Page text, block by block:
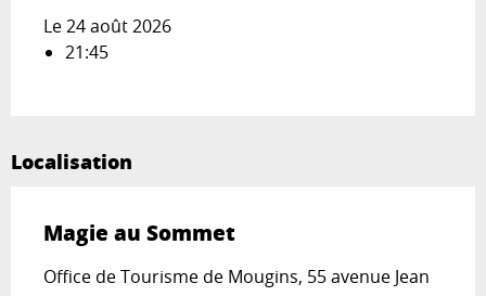
Le 24 août 2026
21:45
Localisation
Magie au Sommet
Office de Tourisme de Mougins, 55 avenue Jean